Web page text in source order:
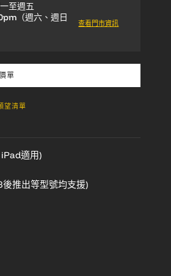
至週五
（週六、週日
查看門市資訊
單
望清單
適用)
推出等型號均支援)